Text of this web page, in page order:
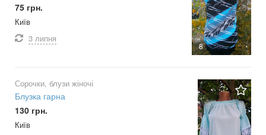
8
75 грн.
Київ
3 липня
Сорочки, блузи жіночі
Блузка гарна
130 грн.
Київ